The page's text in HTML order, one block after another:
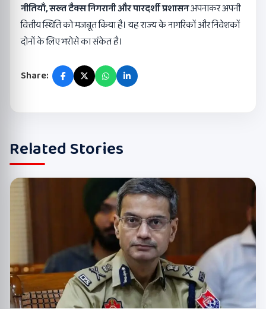
नीतियाँ,सख्त टैक्स निगरानी और पारदर्शी प्रशासनअपनाकर अपनी
वित्तीय स्थिति को मजबूत किया है। यह राज्य के नागरिकों और निवेशकों
दोनों के लिए भरोसे का संकेत है।
Share:
Related Stories